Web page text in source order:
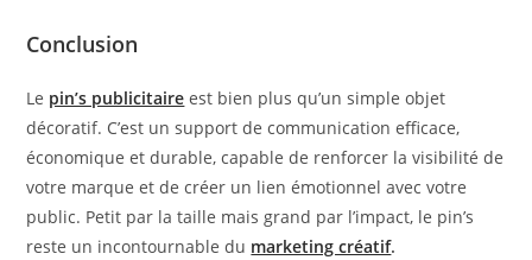
Conclusion
Le pin’s publicitaire est bien plus qu’un simple objet
décoratif. C’est un support de communication efficace,
économique et durable, capable de renforcer la visibilité de
votre marque et de créer un lien émotionnel avec votre
public. Petit par la taille mais grand par l’impact, le pin’s
reste un incontournable du marketing créatif.